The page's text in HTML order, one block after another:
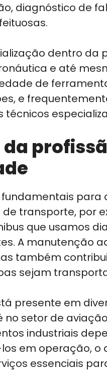
diagnóstico de
dentro da
e até
de
e
técnicos
para
transporte, por
que usamos
A manutenção
também
sejam
presente em
no setor de
industriais
em operação, o
essenciais